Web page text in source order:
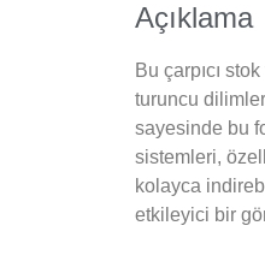
Açıklama
Bu çarpıcı
turuncu
sayesinde bu
sistemleri,
kolayca
etkileyici bir